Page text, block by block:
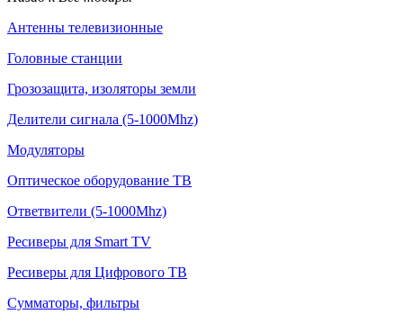
Антенны телевизионные
Головные станции
Грозозащита, изоляторы земли
Делители сигнала (5-1000Mhz)
Модуляторы
Оптическое оборудование ТВ
Ответвители (5-1000Mhz)
Ресиверы для Smart TV
Ресиверы для Цифрового ТВ
Сумматоры, фильтры